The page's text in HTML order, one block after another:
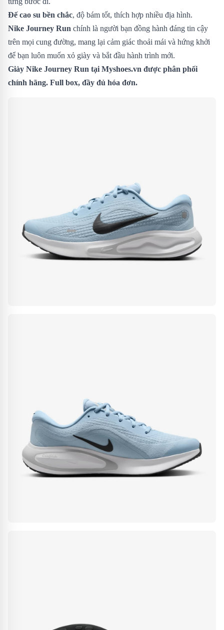
Đế cao su bền chắc, độ bám tốt, thích hợp nhiều địa hình.
Nike Journey Run chính là người bạn đồng hành đáng tin cậy
trên mọi cung đường, mang lại cảm giác thoải mái và hứng khởi
để bạn luôn muốn xỏ giày và bắt đầu hành trình mới.
Giày Nike Journey Run tại Myshoes.vn được phân phối
chính hãng. Full box, đầy đủ hóa đơn.